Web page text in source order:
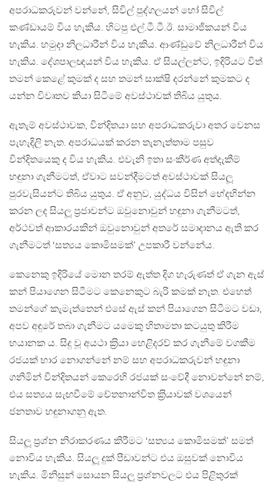
අපරාධකරුවන් වන්නේ, සිවිල් පුද්ගලයන් හෝ සිවිල්
කණ්ඩායම් විය හැකිය. හිටපු එල්.ටී.ටී.ඊ. සාමාජිකයන් විය
හැකිය. හමුදා නිලධාරීන් විය හැකිය. ආණ්ඩුවේ නිලධාරීන් විය
හැකිය. දේශපාලඥයන් විය හැකිය. ඒ සියල්ලන්ට, ඉදිරියට විත්
තමන් කෙළේ කුමක් ද සහ තමන් සාක්ෂි දරන්නේ කුමකට ද
යන්න විවෘතව කියා සිටීමේ අවස්ථාවක් තිබිය යුතුය.
ඇතැම් අවස්ථාවක, වින්දිතයා සහ අපරාධකරුවා අතර වෙනස
පැහැදිලි නැත. අපරාධයක් කරන තැනැත්තාම පසුව
වින්දිතයෙකු ද විය හැකිය. එවැනි ඉතා සංකීර්ණ අත්දැකීම්
හඳුනා ගැනීමටත්, ඒවාට සවන්දීමටත් අවස්ථාවක් සියලූ
පුරවැසියන්ට තිබිය යුතුය. ඒ අනුව, යුද්ධය විසින් භේදභින්න
කරන ලද සියලූ ප‍්‍රජාවන්ට ඔවුනොවුන් හඳුනා ගැනීමටත්,
අර්ථවත් ආකාරයකින් ඔවුනොවුන් අතරේ සමාදානය ඇති කර
ගැනීමටත් ‘සත්‍යය කොමිසමක්’ උපකාරී වන්නේය.
කෙනෙකු ඉදිරියේ මොන තරම් ඇත්ත දිග හැරුණත් ඒ ගැන ඇස්
කන් පියාගෙන සිටීමට කෙනෙකුට බැරි කමක් නැත. එහෙත්
තමන්ගේ කැමැත්තෙන් එසේ ඇස් කන් පියාගෙන සිටීමට වඩා,
අපව අඳුරේ තබා ගැනීමට යමෙකු හිතාමතා කටයුතු කිරීම
භයානක ය. සිදු වූ අයථා ක‍්‍රියා හෙළිදරව් කර ගැනීමේ වගකීම
රජයක් භාර නොගන්නේ නම් සහ අපරාධකරුවන් හඳුනා
ගනිමින් වින්දිතයන් කෙරෙහි රජයක් සංවේදී නොවන්නේ නම්,
එය සත්‍යය සැඟවීමේ චේතනාන්විත ක‍්‍රියාවක් වශයෙන්
ජනතාව හඳුනාගනු ඇත.
සියලූ ප‍්‍රශ්න නිරාකරණය කිරීමට ‘සත්‍යය කොමිසමක්’ සමත්
නොවිය හැකිය. සියලූ දුක් පීඩාවන්ට එය ඔසුවක් නොවිය
හැකිය. මිනිසුන් සොයන සියලූ ප‍්‍රශ්නවලට එය පිළිතුරක්